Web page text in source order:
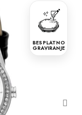
Esprit ES1L338L0025
315.00 350.00
Esprit ES1L153L2015
KM
260.00
BESPLATNO
GRAVIRANJE